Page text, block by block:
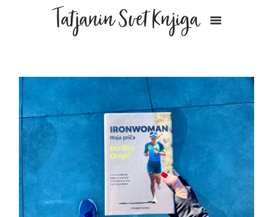
POČETAK
PREPORUKE KNJIGA
BLOG
NEWSLETTER
KURS